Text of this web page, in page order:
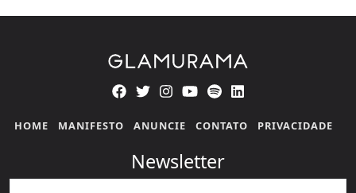
HOME MANIFESTO ANUNCIE CONTATO PRIVACIDADE
Newsletter